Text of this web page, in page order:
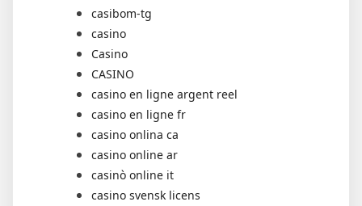
casibom-tg
casino
Casino
CASINO
casino en ligne argent reel
casino en ligne fr
casino onlina ca
casino online ar
casinò online it
casino svensk licens